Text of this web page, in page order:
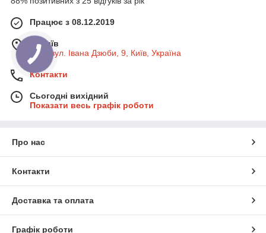
Працює з 08.12.2019
м. Київ
Київ, вул. Івана Дзюби, 9, Київ, Україна
Контакти
Сьогодні вихідний
Показати весь графік роботи
Про нас
Контакти
Доставка та оплата
Графік роботи